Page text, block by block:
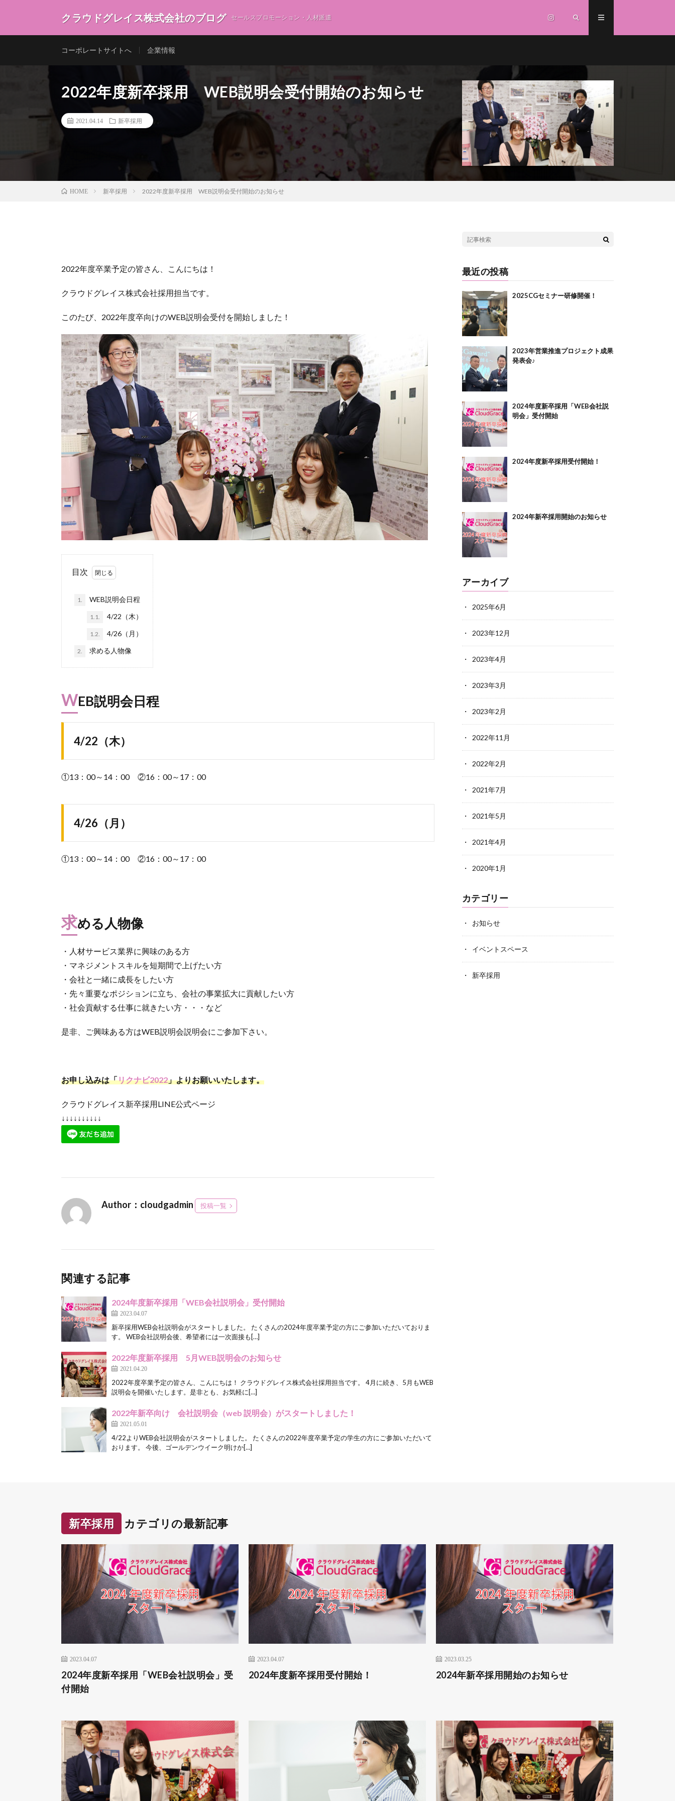
クラウドグレイス株式会社のブログ セールスプロモーション・人材派遣
コーポレートサイトへ 企業情報
2022年度新卒採用 WEB説明会受付開始のお知らせ
2021.04.14 新卒採用
HOME 新卒採用 2022年度新卒採用 WEB説明会受付開始のお知らせ
2022年度卒業予定の皆さん、こんにちは！
クラウドグレイス株式会社採用担当です。
このたび、2022年度卒向けのWEB説明会受付を開始しました！
目次
1. WEB説明会日程
1.1. 4/22（木）
1.2. 4/26（月）
2. 求める人物像
WEB説明会日程
4/22（木）
①13：00～14：00 ②16：00～17：00
4/26（月）
①13：00～14：00 ②16：00～17：00
求める人物像
・人材サービス業界に興味のある方
・マネジメントスキルを短期間で上げたい方
・会社と一緒に成長をしたい方
・先々重要なポジションに立ち、会社の事業拡大に貢献したい方
・社会貢献する仕事に就きたい方・・・など
是非、ご興味ある方はWEB説明会説明会にご参加下さい。
お申し込みは「リクナビ2022」よりお願いいたします。
クラウドグレイス新卒採用LINE公式ページ
↓↓↓↓↓↓↓↓↓↓
Author：cloudgadmin 投稿一覧
関連する記事
2024年度新卒採用「WEB会社説明会」受付開始
2023.04.07
新卒採用WEB会社説明会がスタートしました。 たくさんの2024年度卒業予定の方にご参加いただいておりま
す。 WEB会社説明会後、希望者には一次面接も[…]
2022年度新卒採用 5月WEB説明会のお知らせ
2021.04.20
2022年度卒業予定の皆さん、こんにちは！ クラウドグレイス株式会社採用担当です。 4月に続き、5月もWEB
説明会を開催いたします。是非とも、お気軽に[…]
2022年新卒向け 会社説明会（web 説明会）がスタートしました！
2021.05.01
4/22よりWEB会社説明会がスタートしました。 たくさんの2022年度卒業予定の学生の方にご参加いただいて
おります。 今後、ゴールデンウイーク明けか[…]
最近の投稿
2025CGセミナー研修開催！
2023年営業推進プロジェクト成果
発表会♪
2024年度新卒採用「WEB会社説
明会」受付開始
2024年度新卒採用受付開始！
2024年新卒採用開始のお知らせ
アーカイブ
2025年6月
2023年12月
2023年4月
2023年3月
2023年2月
2022年11月
2022年2月
2021年7月
2021年5月
2021年4月
2020年1月
カテゴリー
お知らせ
イベントスペース
新卒採用
新卒採用 カテゴリの最新記事
2023.04.07
2024年度新卒採用「WEB会社説明会」受
付開始
2023.04.07
2024年度新卒採用受付開始！
2023.03.25
2024年新卒採用開始のお知らせ